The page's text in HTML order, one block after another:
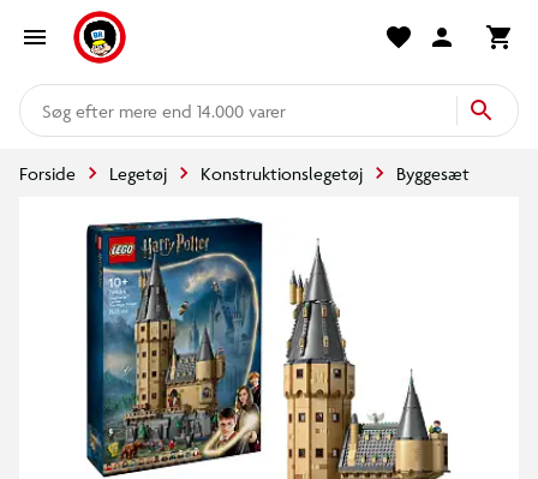
mere end 14.000 varer
Forside Legetøj Konstruktionslegetøj Byggesæt